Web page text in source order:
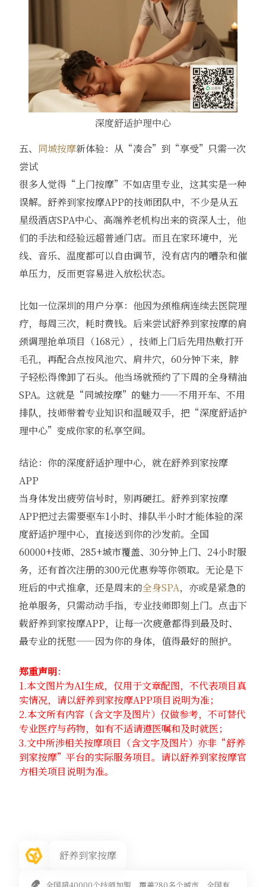
深度舒适护理中心
五、 同城按摩新体验：从“凑合”到“享受”只需一次
尝试
很多人觉得“上门按摩”不如店里专业，这其实是一种
误解。舒养到家按摩APP的技师团队中，不少是从五
星级酒店SPA中心、高端养老机构出来的资深人士，他
们的手法和经验远超普通门店。而且在家环境中，光
线、音乐、温度都可以自由调节，没有店内的嘈杂和催
单压力，反而更容易进入放松状态。
比如一位深圳的用户分享：他因为颈椎病连续去医院理
疗，每周三次，耗时费钱。后来尝试舒养到家按摩的肩
颈调理抢单项目（168元），技师上门后先用热敷打开
毛孔，再配合点按风池穴、肩井穴，60分钟下来，脖
子轻松得像卸了石头。他当场就预约了下周的全身精油
SPA。这就是“同城按摩”的魅力——不用开车、不用
排队，技师带着专业知识和温暖双手，把“深度舒适护
理中心”变成你家的私享空间。
结论：你的深度舒适护理中心，就在舒养到家按摩
APP
当身体发出疲劳信号时，别再硬扛。舒养到家按摩
APP把过去需要驱车1小时、排队半小时才能体验的深
度舒适护理中心，直接送到你的沙发前。全国
60000+技师、285+城市覆盖、30分钟上门、24小时服
务，还有首次注册的300元优惠券等你领取。无论是下
班后的中式推拿，还是周末的全身SPA，亦或是紧急的
抢单服务，只需动动手指，专业技师即刻上门。点击下
载舒养到家按摩APP，让每一次疲惫都得到最及时、
最专业的抚慰——因为你的身体，值得最好的照护。
郑重声明：
1.本文图片为AI生成，仅用于文章配图，不代表项目真
实情况，请以舒养到家按摩APP项目说明为准；
2.本文所有内容（含文字及图片）仅做参考，不可替代
专业医疗与药物，如有不适请遵医嘱和及时就医；
3.文中所涉相关按摩项目（含文字及图片）亦非“舒养
到家按摩”平台的实际服务项目。请以舒养到家按摩官
方相关项目说明为准。
舒养到家按摩